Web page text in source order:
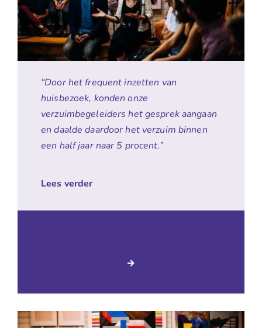
“Door het frequent inzetten van
huisbezoek, konden onze
verzuimbegeleiders het gesprek aangaan
en daalde daardoor het verzuim binnen
een half jaar naar 5 procent.”
Lees verder